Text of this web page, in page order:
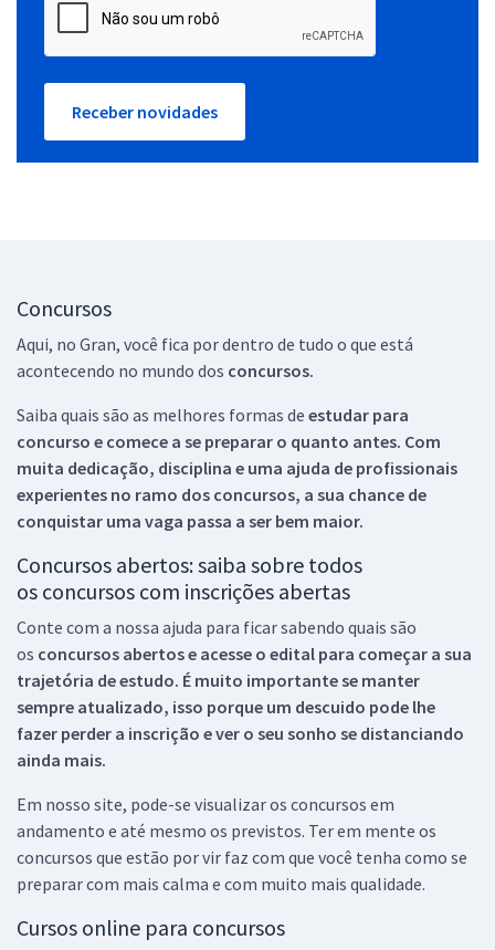
Receber novidades
Concursos
Aqui, no Gran, você fica por dentro de tudo o que está
acontecendo no mundo dos concursos.
Saiba quais são as melhores formas de estudar para
concurso e comece a se preparar o quanto antes. Com
muita dedicação, disciplina e uma ajuda de profissionais
experientes no ramo dos concursos, a sua chance de
conquistar uma vaga passa a ser bem maior.
Concursos abertos: saiba sobre todos
os concursos com inscrições abertas
Conte com a nossa ajuda para ficar sabendo quais são
os concursos abertos e acesse o edital para começar a sua
trajetória de estudo. É muito importante se manter
sempre atualizado, isso porque um descuido pode lhe
fazer perder a inscrição e ver o seu sonho se distanciando
ainda mais.
Em nosso site, pode-se visualizar os concursos em
andamento e até mesmo os previstos. Ter em mente os
concursos que estão por vir faz com que você tenha como se
preparar com mais calma e com muito mais qualidade.
Cursos online para concursos